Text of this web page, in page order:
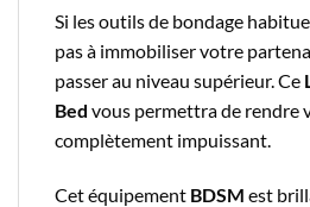
Si les outils de bondage
pas à immobiliser votre
passer au niveau supérieur. Ce
Bed vous permettra de rendre
complètement impuissant.
Cet équipement BDSM est